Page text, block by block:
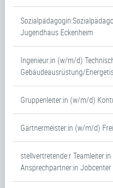
Jugendhaus Eckenheim
Ingenieur:in (w/m/d)
Gebäudeausrüstung/
Gruppenleiter:in (w/m/d)
Gärtnermeister:in (w/m/d)
stellvertretende:r
Ansprechpartner:in